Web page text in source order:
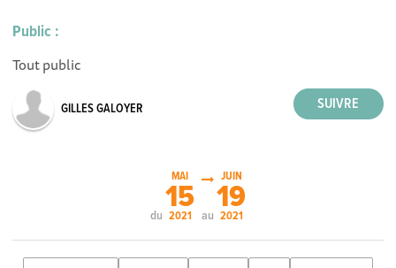
Public :
Tout public
GILLES GALOYER
du
MAI
15
2021 au
JUIN
19
2021